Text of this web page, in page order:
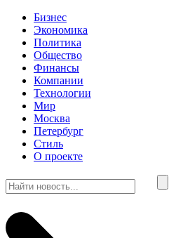
Бизнес
Экономика
Политика
Общество
Финансы
Компании
Технологии
Мир
Москва
Петербург
Стиль
О проекте